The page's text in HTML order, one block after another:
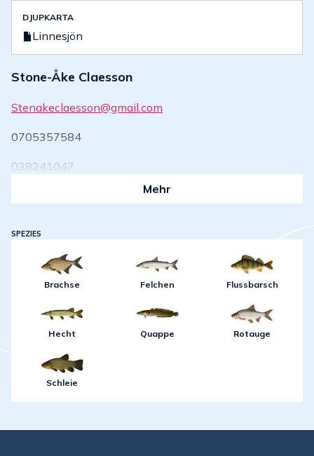
DJUPKARTA
Linnesjön
Stone-Åke Claesson
Stenakeclaesson@gmail.com
0705357584
038241047
Mehr
SPEZIES
Brachse Felchen Flussbarsch
Hecht Quappe Rotauge
Schleie